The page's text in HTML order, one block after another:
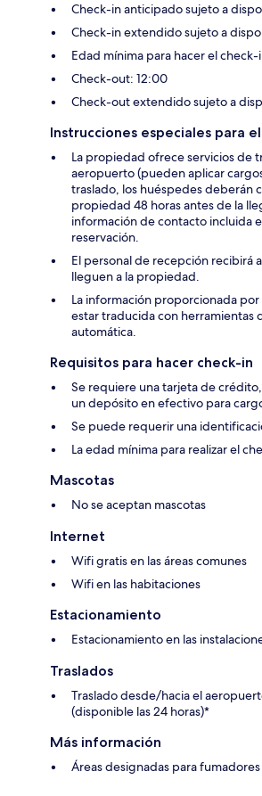
Check-in anticipado sujeto a
Check-in extendido sujeto a
Edad mínima para hacer el check-
Check-out: 12:00
Check-out extendido sujeto a
Instrucciones especiales para
La propiedad ofrece servicios de
aeropuerto (pueden aplicar
traslado, los huéspedes deberán
propiedad 48 horas antes de la
información de contacto incluida
reservación.
El personal de recepción recibirá
lleguen a la propiedad.
La información proporcionada
estar traducida con herramientas
automática.
Requisitos para hacer check-in
Se requiere una tarjeta de
un depósito en efectivo para
Se puede requerir una
La edad mínima para realizar el
Mascotas
No se aceptan mascotas
Internet
Wifi gratis en las áreas comunes
Wifi en las habitaciones
Estacionamiento
Estacionamiento en las
Traslados
Traslado desde/hacia el
(disponible las 24 horas)*
Más información
Áreas designadas para fumadores